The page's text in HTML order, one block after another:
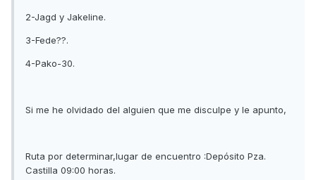
2-Jagd y Jakeline.
3-Fede??.
4-Pako-30.
Si me he olvidado del alguien que me disculpe y le apunto,
Ruta por determinar,lugar de encuentro :Depósito Pza.
Castilla 09:00 horas.